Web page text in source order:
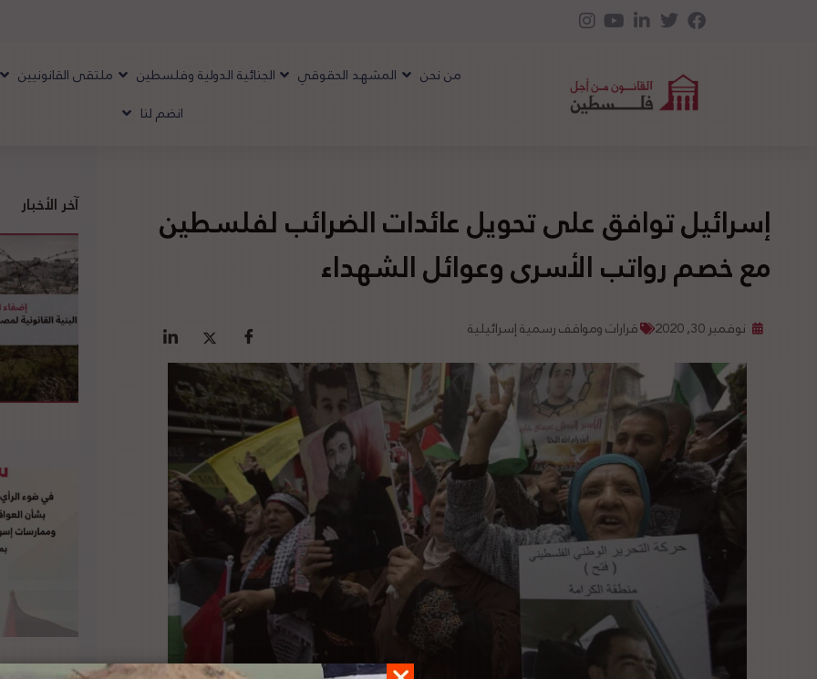
من نحن المشهد الحقوقي الجنائية الدولية وفلسطين ملتقى القانونيين
انضم لنا
إسرائيل توافق على تحويل عائدات الضرائب لفلسطين
مع خصم رواتب الأسرى وعوائل الشهداء
نوفمبر 30, 2020 قرارات ومواقف رسمية إسرائيلية
آخر الأخبار